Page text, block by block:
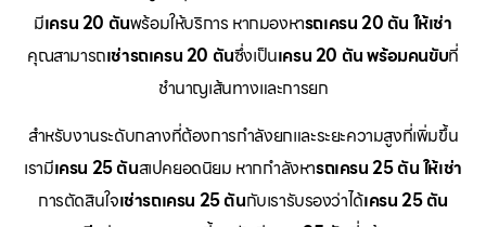
มีเครน 20 ตันพร้อมให้บริการ หากมองหารถเครน 20 ตัน ให้เช่า
คุณสามารถเช่ารถเครน 20 ตันซึ่งเป็นเครน 20 ตัน พร้อมคนขับที่
ชำนาญเส้นทางและการยก
สำหรับงานระดับกลางที่ต้องการกำลังยกและระยะความสูงที่เพิ่มขึ้น
เรามีเครน 25 ตันสเปคยอดนิยม หากกำลังหารถเครน 25 ตัน ให้เช่า
การตัดสินใจเช่ารถเครน 25 ตันกับเรารับรองว่าได้เครน 25 ตัน